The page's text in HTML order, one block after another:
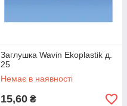
Заглушка Wavin Ekoplastik д.
25
Немає в наявності
15,60 ₴